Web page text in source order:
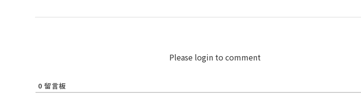
Please login to comment
0 留言板